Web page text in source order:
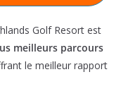
Golf Resort est
meilleurs parcours
le meilleur rapport